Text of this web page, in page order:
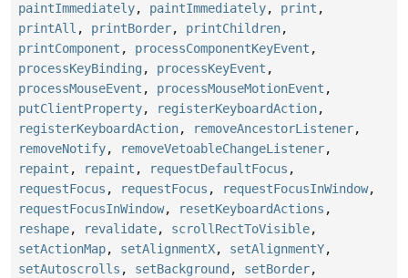
paintImmediately, paintImmediately, print ,
printAll , printBorder, printChildren,
printComponent , processComponentKeyEvent ,
processKeyBinding , processKeyEvent ,
processMouseEvent , processMouseMotionEvent ,
putClientProperty, registerKeyboardAction,
registerKeyboardAction, removeAncestorListener,
removeNotify, removeVetoableChangeListener,
repaint , repaint , requestDefaultFocus ,
requestFocus , requestFocus , requestFocusInWindow,
requestFocusInWindow, resetKeyboardActions ,
reshape, revalidate, scrollRectToVisible,
setActionMap, setAlignmentX, setAlignmentY,
setAutoscrolls , setBackground , setBorder,